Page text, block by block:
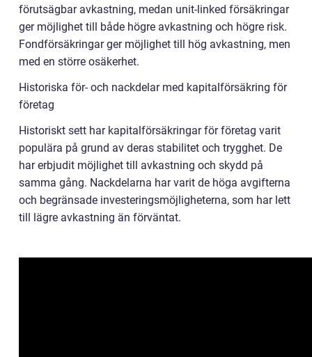
förutsägbar avkastning, medan unit-linked försäkringar
ger möjlighet till både högre avkastning och högre risk.
Fondförsäkringar ger möjlighet till hög avkastning, men
med en större osäkerhet.
Historiska för- och nackdelar med kapitalförsäkring för
företag
Historiskt sett har kapitalförsäkringar för företag varit
populära på grund av deras stabilitet och trygghet. De
har erbjudit möjlighet till avkastning och skydd på
samma gång. Nackdelarna har varit de höga avgifterna
och begränsade investeringsmöjligheterna, som har lett
till lägre avkastning än förväntat.